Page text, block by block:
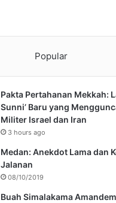
Popular
Pakta Pertahanan Mekkah:
Sunni’ Baru yang
Militer Israel dan Iran
3 hours ago
Medan: Anekdot Lama dan
Jalanan
08/10/2019
Buah Simalakama